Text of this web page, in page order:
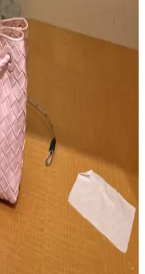
ve özgün tasarımlarla
malzemeler ve
Satış Durumu,
durdurulması
çiziklere karşı su
devam ediyor.
Rehberi:
ürün çeşitliliği,
detaylı bilgiler
deneyimini iyileştirir.